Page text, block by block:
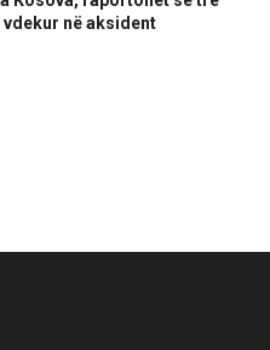
në aksident